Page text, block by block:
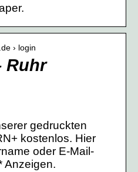
› login
Ruhr
gedruckten
kostenlos. Hier
oder E-Mail-
Anzeigen.